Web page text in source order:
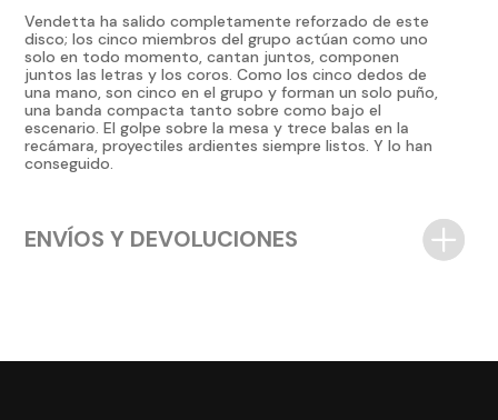
Vendetta ha salido completamente reforzado de este
disco; los cinco miembros del grupo actúan como uno
solo en todo momento, cantan juntos, componen
juntos las letras y los coros. Como los cinco dedos de
una mano, son cinco en el grupo y forman un solo puño,
una banda compacta tanto sobre como bajo el
escenario. El golpe sobre la mesa y trece balas en la
recámara, proyectiles ardientes siempre listos. Y lo han
conseguido.
ENVÍOS Y DEVOLUCIONES